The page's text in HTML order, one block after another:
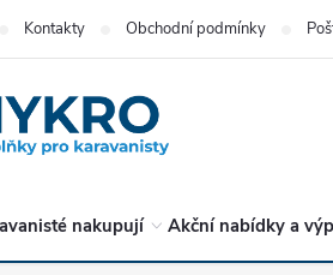
Kontakty Obchodní podmínky
nakupují Akční nabídky a